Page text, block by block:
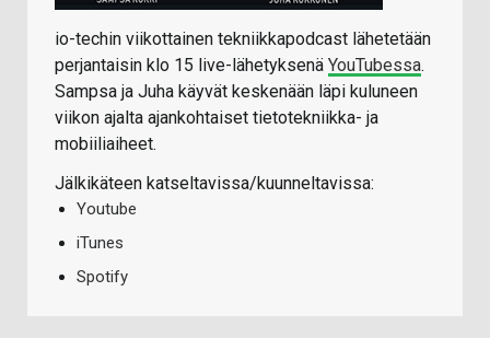
io-techin viikottainen tekniikkapodcast lähetetään
perjantaisin klo 15 live-lähetyksenä YouTubessa.
Sampsa ja Juha käyvät keskenään läpi kuluneen
viikon ajalta ajankohtaiset tietotekniikka- ja
mobiiliaiheet.
Jälkikäteen katseltavissa/kuunneltavissa:
Youtube
iTunes
Spotify